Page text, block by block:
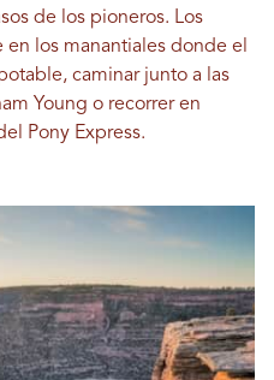
de los pioneros. Los
los manantiales donde el
caminar junto a las
Young o recorrer en
Pony Express.